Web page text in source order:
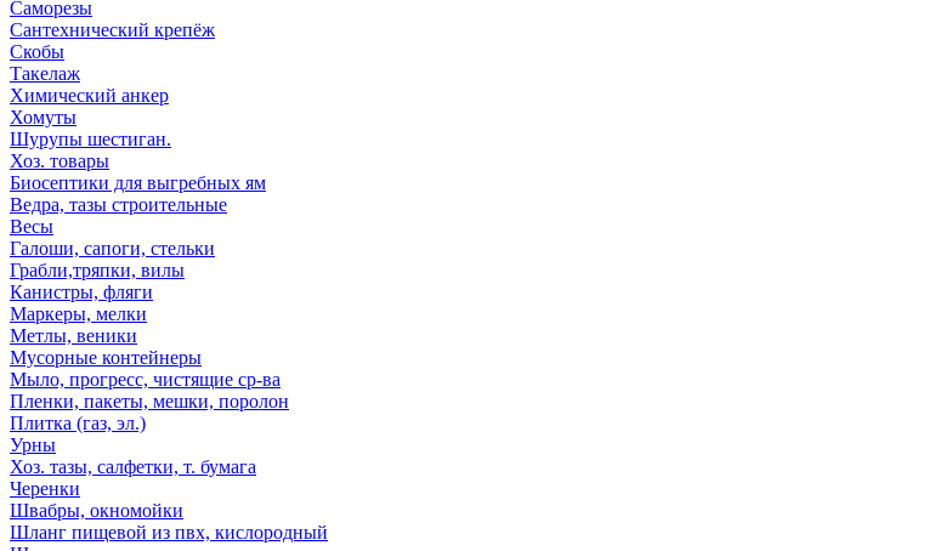
Саморезы
Сантехнический крепёж
Скобы
Такелаж
Химический анкер
Хомуты
Шурупы шестиган.
Хоз. товары
Биосептики для выгребных ям
Ведра, тазы строительные
Весы
Галоши, сапоги, стельки
Грабли,тряпки, вилы
Канистры, фляги
Маркеры, мелки
Метлы, веники
Мусорные контейнеры
Мыло, прогресс, чистящие ср-ва
Пленки, пакеты, мешки, поролон
Плитка (газ, эл.)
Урны
Хоз. тазы, салфетки, т. бумага
Черенки
Швабры, окномойки
Шланг пищевой из пвх, кислородный